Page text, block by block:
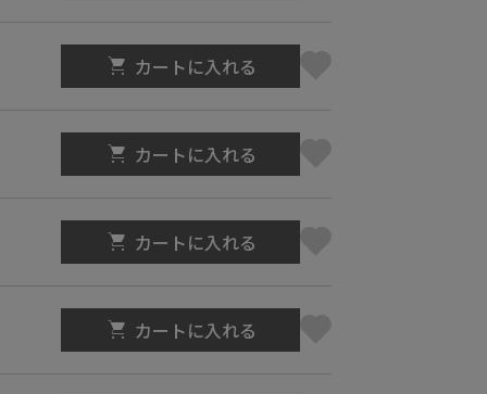
カートに入れる
カートに入れる
カートに入れる
カートに入れる